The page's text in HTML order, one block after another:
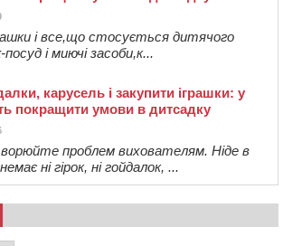
і все,що стосується дитячого
і миючі засоби,к...
карусель і закупити іграшки: у
покращити умови в дитсадку
проблем вихователям. Ніде в
ні гірок, ні гойдалок, ...